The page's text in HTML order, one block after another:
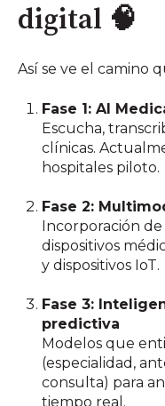
digital 🧠
Así se ve el camino
Fase 1: AI
Escucha,
clínicas.
hospitales piloto.
Fase 2:
Incorporación de
dispositivos
y dispositivos IoT.
Fase 3:
predictiva
Modelos que
(especialidad,
consulta) para
tiempo real.